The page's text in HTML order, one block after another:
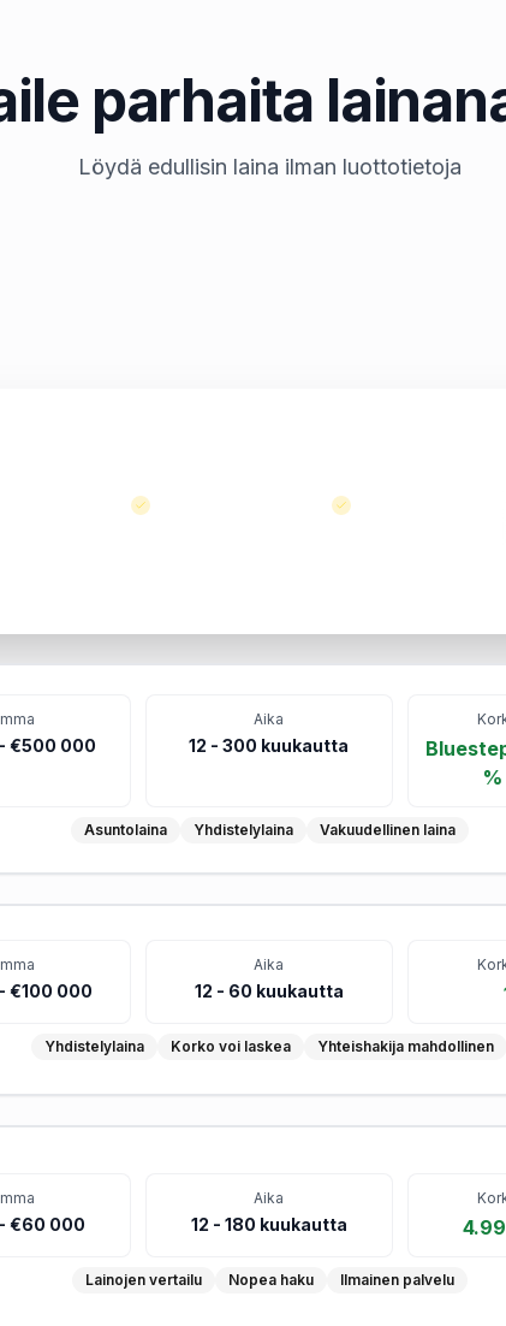
parhaita
Löydä edullisin laina ilman luottotietoja
€500 000
Aika
12 -300 kuukautta
%
Asuntolaina Yhdistelylaina Vakuudellinen laina
€100 000
Aika
12 - 60 kuukautta
Yhdistelylaina Korko voi laskea Yhteishakija mahdollinen
€60 000
Aika
12 - 180 kuukautta
Lainojen vertailu Nopea haku Ilmainen palvelu